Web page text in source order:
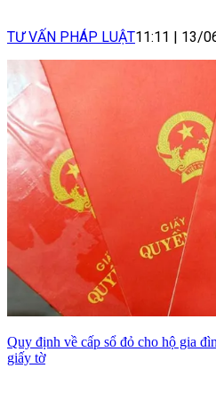
TƯ VẤN PHÁP LUẬT11:11 | 13/
Quy định về cấp sổ đỏ cho hộ gia
giấy tờ